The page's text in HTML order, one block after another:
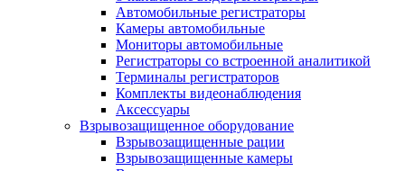
Автомобильные регистраторы
Камеры автомобильные
Мониторы автомобильные
Регистраторы со встроенной аналитикой
Терминалы регистраторов
Комплекты видеонаблюдения
Аксессуары
Взрывозащищенное оборудование
Взрывозащищенные рации
Взрывозащищенные камеры